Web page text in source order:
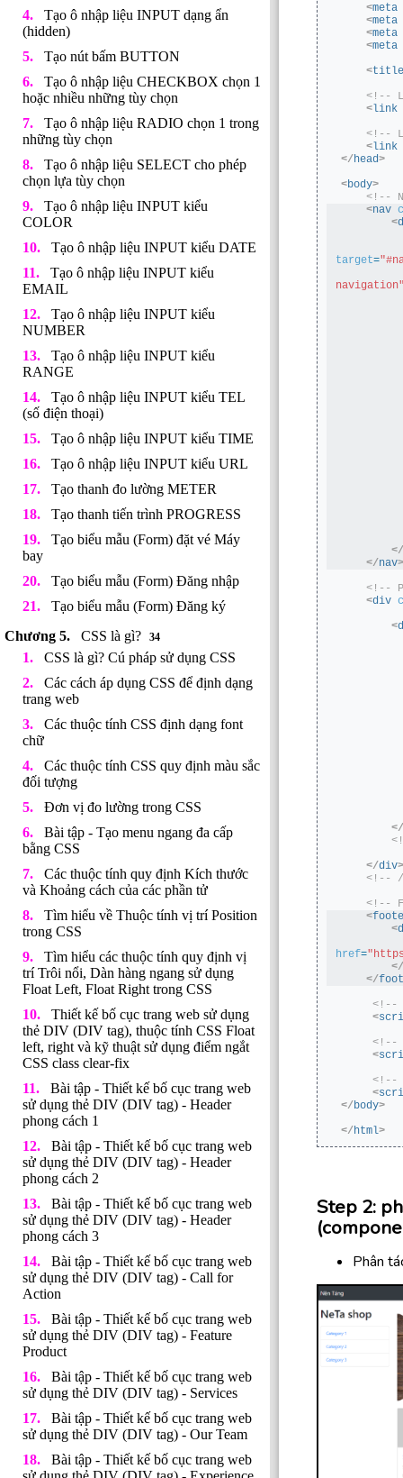
Tạo ô nhập liệu INPUT dạng ẩn
(hidden)
Tạo nút bấm BUTTON
Tạo ô nhập liệu CHECKBOX chọn 1
hoặc nhiều những tùy chọn
Tạo ô nhập liệu RADIO chọn 1 trong
những tùy chọn
Tạo ô nhập liệu SELECT cho phép
chọn lựa tùy chọn
Tạo ô nhập liệu INPUT kiểu
COLOR
Tạo ô nhập liệu INPUT kiểu DATE
Tạo ô nhập liệu INPUT kiểu
EMAIL
Tạo ô nhập liệu INPUT kiểu
NUMBER
Tạo ô nhập liệu INPUT kiểu
RANGE
Tạo ô nhập liệu INPUT kiểu TEL
(số điện thoại)
Tạo ô nhập liệu INPUT kiểu TIME
Tạo ô nhập liệu INPUT kiểu URL
Tạo thanh đo lường METER
Tạo thanh tiến trình PROGRESS
Tạo biểu mẫu (Form) đặt vé Máy
bay
Tạo biểu mẫu (Form) Đăng nhập
Tạo biểu mẫu (Form) Đăng ký
CSS là gì?
34
CSS là gì? Cú pháp sử dụng CSS
Các cách áp dụng CSS để định dạng
trang web
Các thuộc tính CSS định dạng font
chữ
Các thuộc tính CSS quy định màu sắc
đối tượng
Đơn vị đo lường trong CSS
Bài tập - Tạo menu ngang đa cấp
bằng CSS
Các thuộc tính quy định Kích thước
và Khoảng cách của các phần tử
Tìm hiểu về Thuộc tính vị trí Position
trong CSS
Tìm hiểu các thuộc tính quy định vị
trí Trôi nổi, Dàn hàng ngang sử dụng
Float Left, Float Right trong CSS
Thiết kế bố cục trang web sử dụng
thẻ DIV (DIV tag), thuộc tính CSS Float
left, right và kỹ thuật sử dụng điểm ngắt
CSS class clear-fix
Bài tập - Thiết kế bố cục trang web
sử dụng thẻ DIV (DIV tag) - Header
phong cách 1
Bài tập - Thiết kế bố cục trang web
sử dụng thẻ DIV (DIV tag) - Header
phong cách 2
Bài tập - Thiết kế bố cục trang web
sử dụng thẻ DIV (DIV tag) - Header
phong cách 3
Bài tập - Thiết kế bố cục trang web
sử dụng thẻ DIV (DIV tag) - Call for
Action
Bài tập - Thiết kế bố cục trang web
sử dụng thẻ DIV (DIV tag) - Feature
Product
Bài tập - Thiết kế bố cục trang web
sử dụng thẻ DIV (DIV tag) - Services
Bài tập - Thiết kế bố cục trang web
sử dụng thẻ DIV (DIV tag) - Our Team
Bài tập - Thiết kế bố cục trang web
<meta
<meta
<meta
<meta
<title
<!--
<link
<!--
<link
</head>
<body>
<!--
<nav
<
target=
</
</nav>
<!--
<div
<
</
</div>
<!-- /
<!--
<
<
href=
</
</
<!--
<
<!--
<
<!--
<
</body>
</html>
Step 2:
Phân